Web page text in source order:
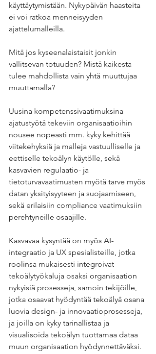
käyttäytymistään. Nykypäivän haasteita
ei voi ratkoa menneisyyden
ajattelumalleilla.
Mitä jos kyseenalaistaisit jonkin
vallitsevan totuuden? Mistä kaikesta
tulee mahdollista vain yhtä muuttujaa
muuttamalla?
Uusina kompetenssivaatimuksina
ajatustyötä tekeviin organisaatioihin
nousee nopeasti mm. kyky kehittää
viitekehyksiä ja malleja vastuulliselle ja
eettiselle tekoälyn käytölle, sekä
kasvavien regulaatio- ja
tietoturvavaatimusten myötä tarve myös
datan yksityisyyteen ja suojaamiseen,
sekä erilaisiin compliance vaatimuksiin
perehtyneille osaajille.
Kasvavaa kysyntää on myös AI-
integraatio ja UX spesialisteille, jotka
roolinsa mukaisesti integroivat
tekoälytyökaluja osaksi organisaation
nykyisiä prosesseja, samoin tekijöille,
jotka osaavat hyödyntää tekoälyä osana
luovia design- ja innovaatioprosesseja,
ja joilla on kyky tarinallistaa ja
visualisoida tekoälyn tuottamaa dataa
muun organisaation hyödynnettäväksi.